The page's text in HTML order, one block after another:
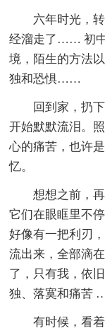
六年时光，
经溜走了…… 初
境，陌生的方法
独和恐惧……
回到家，扔
开始默默流泪。
心的痛苦，也许
忆。
想想之前，
它们在眼眶里不
好像有一把利刃
流出来，全部滴
了，只有我，依
独、落寞和痛苦
有时候，看